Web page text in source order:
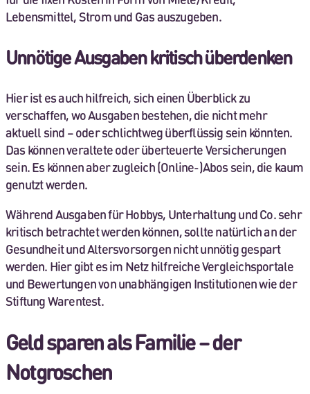
Lebensmittel, Strom und Gas auszugeben.
Unnötige Ausgaben kritisch überdenken
Hier ist es auch hilfreich, sich einen Überblick zu
verschaffen, wo Ausgaben bestehen, die nicht mehr
aktuell sind – oder schlichtweg überflüssig sein könnten.
Das können veraltete oder überteuerte Versicherungen
sein. Es können aber zugleich (Online-)Abos sein, die kaum
genutzt werden.
Während Ausgaben für Hobbys, Unterhaltung und Co. sehr
kritisch betrachtet werden können, sollte natürlich an der
Gesundheit und Altersvorsorgen nicht unnötig gespart
werden. Hier gibt es im Netz hilfreiche Vergleichsportale
und Bewertungen von unabhängigen Institutionen wie der
Stiftung Warentest.
Geld sparen als Familie – der
Notgroschen